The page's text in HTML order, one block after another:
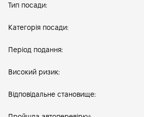
Тип посади:
Категорія посади:
Період подання:
Високий ризик:
Відповідальне становище: